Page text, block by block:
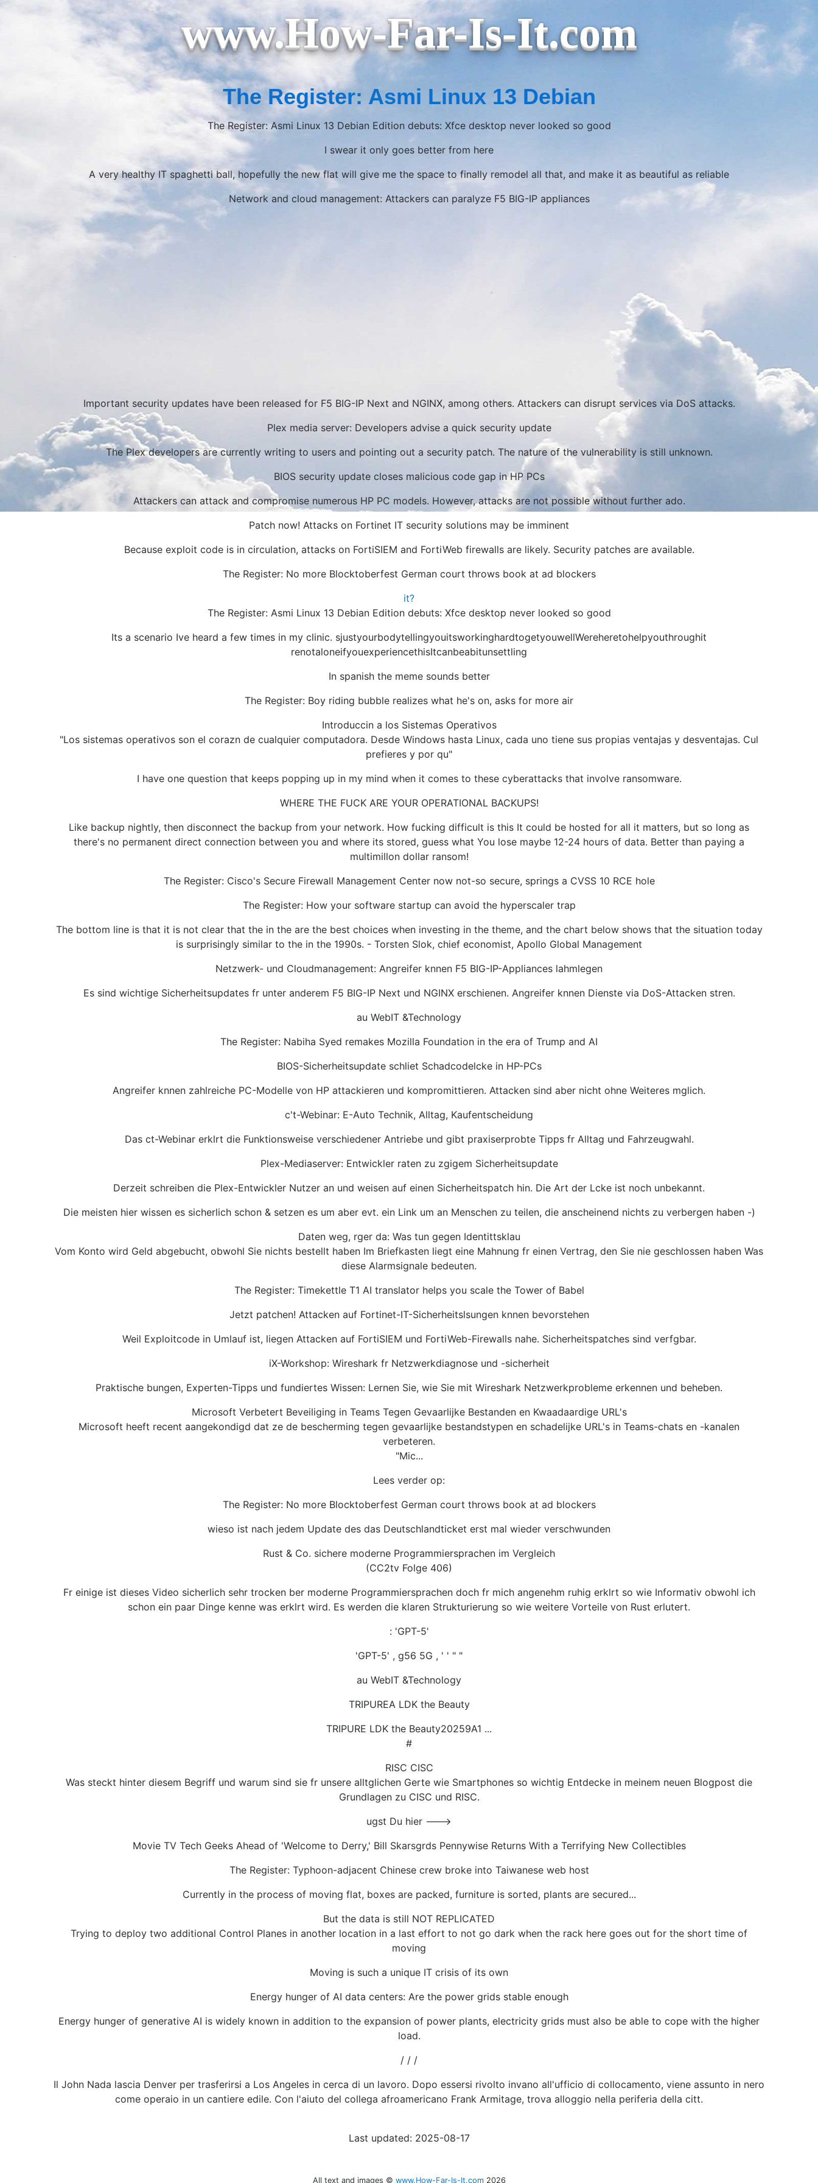
www.How-Far-Is-It.com
The Register: Asmi Linux 13 Debian
The Register: Asmi Linux 13 Debian Edition debuts: Xfce desktop never looked so good
I swear it only goes better from here
A very healthy IT spaghetti ball, hopefully the new flat will give me the space to finally remodel all that, and make it as beautiful as reliable
Network and cloud management: Attackers can paralyze F5 BIG-IP appliances
Important security updates have been released for F5 BIG-IP Next and NGINX, among others. Attackers can disrupt services via DoS attacks.
Plex media server: Developers advise a quick security update
The Plex developers are currently writing to users and pointing out a security patch. The nature of the vulnerability is still unknown.
BIOS security update closes malicious code gap in HP PCs
Attackers can attack and compromise numerous HP PC models. However, attacks are not possible without further ado.
Patch now! Attacks on Fortinet IT security solutions may be imminent
Because exploit code is in circulation, attacks on FortiSIEM and FortiWeb firewalls are likely. Security patches are available.
The Register: No more Blocktoberfest German court throws book at ad blockers
it?
The Register: Asmi Linux 13 Debian Edition debuts: Xfce desktop never looked so good
Its a scenario Ive heard a few times in my clinic. sjustyourbodytellingyouitsworkinghardtogetyouwellWereheretohelpyouthroughit
renotaloneifyouexperiencethisItcanbeabitunsettling
In spanish the meme sounds better
The Register: Boy riding bubble realizes what he's on, asks for more air
Introduccin a los Sistemas Operativos
"Los sistemas operativos son el corazn de cualquier computadora. Desde Windows hasta Linux, cada uno tiene sus propias ventajas y desventajas. Cul
prefieres y por qu"
I have one question that keeps popping up in my mind when it comes to these cyberattacks that involve ransomware.
WHERE THE FUCK ARE YOUR OPERATIONAL BACKUPS!
Like backup nightly, then disconnect the backup from your network. How fucking difficult is this It could be hosted for all it matters, but so long as
there's no permanent direct connection between you and where its stored, guess what You lose maybe 12-24 hours of data. Better than paying a
multimillon dollar ransom!
The Register: Cisco's Secure Firewall Management Center now not-so secure, springs a CVSS 10 RCE hole
The Register: How your software startup can avoid the hyperscaler trap
The bottom line is that it is not clear that the in the are the best choices when investing in the theme, and the chart below shows that the situation today
is surprisingly similar to the in the 1990s. - Torsten Slok, chief economist, Apollo Global Management
Netzwerk- und Cloudmanagement: Angreifer knnen F5 BIG-IP-Appliances lahmlegen
Es sind wichtige Sicherheitsupdates fr unter anderem F5 BIG-IP Next und NGINX erschienen. Angreifer knnen Dienste via DoS-Attacken stren.
au WebIT &Technology
The Register: Nabiha Syed remakes Mozilla Foundation in the era of Trump and AI
BIOS-Sicherheitsupdate schliet Schadcodelcke in HP-PCs
Angreifer knnen zahlreiche PC-Modelle von HP attackieren und kompromittieren. Attacken sind aber nicht ohne Weiteres mglich.
c't-Webinar: E-Auto Technik, Alltag, Kaufentscheidung
Das ct-Webinar erklrt die Funktionsweise verschiedener Antriebe und gibt praxiserprobte Tipps fr Alltag und Fahrzeugwahl.
Plex-Mediaserver: Entwickler raten zu zgigem Sicherheitsupdate
Derzeit schreiben die Plex-Entwickler Nutzer an und weisen auf einen Sicherheitspatch hin. Die Art der Lcke ist noch unbekannt.
Die meisten hier wissen es sicherlich schon & setzen es um aber evt. ein Link um an Menschen zu teilen, die anscheinend nichts zu verbergen haben -)
Daten weg, rger da: Was tun gegen Identittsklau
Vom Konto wird Geld abgebucht, obwohl Sie nichts bestellt haben Im Briefkasten liegt eine Mahnung fr einen Vertrag, den Sie nie geschlossen haben Was
diese Alarmsignale bedeuten.
The Register: Timekettle T1 AI translator helps you scale the Tower of Babel
Jetzt patchen! Attacken auf Fortinet-IT-Sicherheitslsungen knnen bevorstehen
Weil Exploitcode in Umlauf ist, liegen Attacken auf FortiSIEM und FortiWeb-Firewalls nahe. Sicherheitspatches sind verfgbar.
iX-Workshop: Wireshark fr Netzwerkdiagnose und -sicherheit
Praktische bungen, Experten-Tipps und fundiertes Wissen: Lernen Sie, wie Sie mit Wireshark Netzwerkprobleme erkennen und beheben.
Microsoft Verbetert Beveiliging in Teams Tegen Gevaarlijke Bestanden en Kwaadaardige URL's
Microsoft heeft recent aangekondigd dat ze de bescherming tegen gevaarlijke bestandstypen en schadelijke URL's in Teams-chats en -kanalen
verbeteren.
"Mic...
Lees verder op:
The Register: No more Blocktoberfest German court throws book at ad blockers
wieso ist nach jedem Update des das Deutschlandticket erst mal wieder verschwunden
Rust & Co. sichere moderne Programmiersprachen im Vergleich
(CC2tv Folge 406)
Fr einige ist dieses Video sicherlich sehr trocken ber moderne Programmiersprachen doch fr mich angenehm ruhig erklrt so wie Informativ obwohl ich
schon ein paar Dinge kenne was erklrt wird. Es werden die klaren Strukturierung so wie weitere Vorteile von Rust erlutert.
: 'GPT-5'
'GPT-5' , g56 5G , ' ' " "
au WebIT &Technology
TRIPUREA LDK the Beauty
TRIPURE LDK the Beauty20259A1 ...
#
RISC CISC
Was steckt hinter diesem Begriff und warum sind sie fr unsere alltglichen Gerte wie Smartphones so wichtig Entdecke in meinem neuen Blogpost die
Grundlagen zu CISC und RISC.
ugst Du hier --->
Movie TV Tech Geeks Ahead of 'Welcome to Derry,' Bill Skarsgrds Pennywise Returns With a Terrifying New Collectibles
The Register: Typhoon-adjacent Chinese crew broke into Taiwanese web host
Currently in the process of moving flat, boxes are packed, furniture is sorted, plants are secured...
But the data is still NOT REPLICATED
Trying to deploy two additional Control Planes in another location in a last effort to not go dark when the rack here goes out for the short time of
moving
Moving is such a unique IT crisis of its own
Energy hunger of AI data centers: Are the power grids stable enough
Energy hunger of generative AI is widely known in addition to the expansion of power plants, electricity grids must also be able to cope with the higher
load.
/ / /
Il John Nada lascia Denver per trasferirsi a Los Angeles in cerca di un lavoro. Dopo essersi rivolto invano all'ufficio di collocamento, viene assunto in nero
come operaio in un cantiere edile. Con l'aiuto del collega afroamericano Frank Armitage, trova alloggio nella periferia della citt.
Last updated: 2025-08-17
All text and images © www.How-Far-Is-It.com 2026